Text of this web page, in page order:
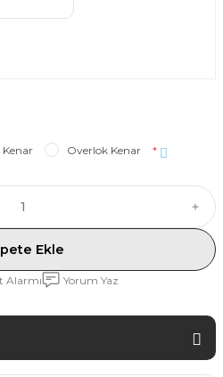
Overlok Kenar *
Ekle
Alarmı Yorum Yaz